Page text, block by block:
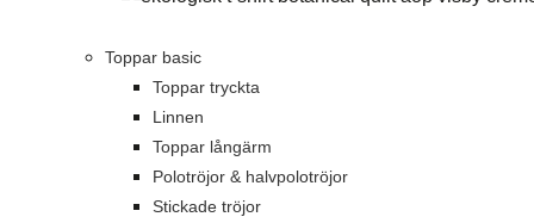
Toppar basic
Toppar tryckta
Linnen
Toppar långärm
Polotröjor & halvpolotröjor
Stickade tröjor